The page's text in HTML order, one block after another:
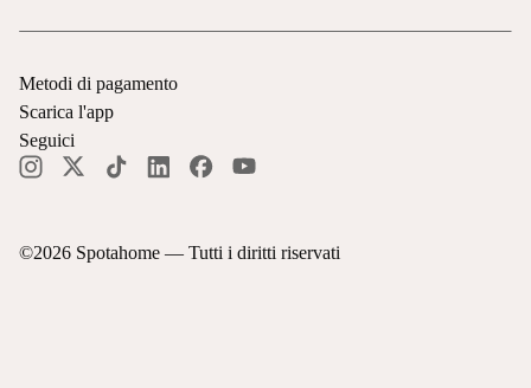
©2026 Spotahome — Tutti i diritti riservati
Metodi di pagamento
Scarica l'app
Seguici